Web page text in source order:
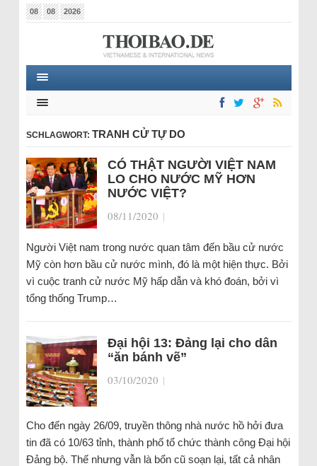
08 08 2026
SCHLAGWORT: TRANH CỬ TỰ DO
CÓ THẬT NGƯỜI VIỆT NAM
LO CHO NƯỚC MỸ HƠN
NƯỚC VIỆT?
08/11/2020 |
Người Việt nam trong nước quan tâm đến bầu cử nước
Mỹ còn hơn bầu cử nước mình, đó là một hiện thực. Bởi
vì cuộc tranh cử nước Mỹ hấp dẫn và khó đoán, bởi vì
tổng thống Trump…
Đại hội 13: Đảng lại cho dân
“ăn bánh vẽ”
03/10/2020 |
Cho đến ngày 26/09, truyền thông nhà nước hồ hởi đưa
tin đã có 10/63 tỉnh, thành phố tổ chức thành công Đại hội
Đảng bộ. Thế nhưng vẫn là bổn cũ soạn lại, tất cả nhân